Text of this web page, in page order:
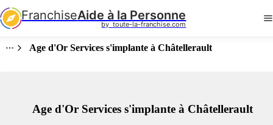
FranchiseAide à la Personne
by  toute-la-franchise.com
Age d'Or Services s'implante à Châtellerault
Age d'Or Services s'implante à Châtellerault